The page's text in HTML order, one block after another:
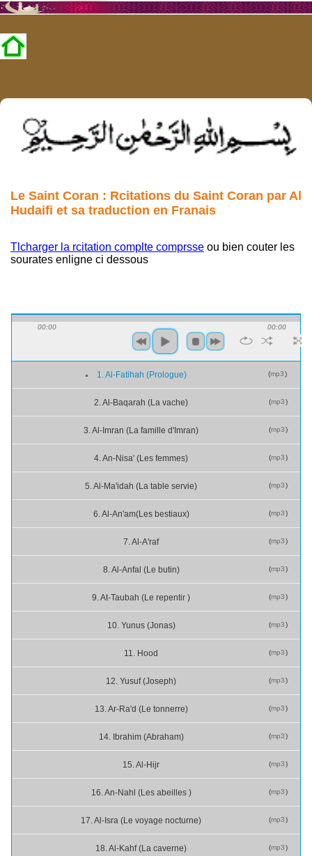
Le Saint Coran : Rcitations du Saint Coran par Al
Hudaifi et sa traduction en Franais
Tlcharger la rcitation complte comprsse ou bien couter les
sourates enligne ci dessous
00:00 00:00
(mp3)
1. Al-Fatihah (Prologue)
(mp3)
2. Al-Baqarah (La vache)
(mp3)
3. Al-Imran (La famille d'Imran)
(mp3)
4. An-Nisa' (Les femmes)
(mp3)
5. Al-Ma'idah (La table servie)
(mp3)
6. Al-An'am(Les bestiaux)
(mp3)
7. Al-A'raf
(mp3)
8. Al-Anfal (Le butin)
(mp3)
9. At-Taubah (Le repentir )
(mp3)
10. Yunus (Jonas)
(mp3)
11. Hood
(mp3)
12. Yusuf (Joseph)
(mp3)
13. Ar-Ra'd (Le tonnerre)
(mp3)
14. Ibrahim (Abraham)
(mp3)
15. Al-Hijr
(mp3)
16. An-Nahl (Les abeilles )
(mp3)
17. Al-Isra (Le voyage nocturne)
(mp3)
18. Al-Kahf (La caverne)